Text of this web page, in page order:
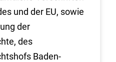
und der EU, sowie
der
des
Baden-